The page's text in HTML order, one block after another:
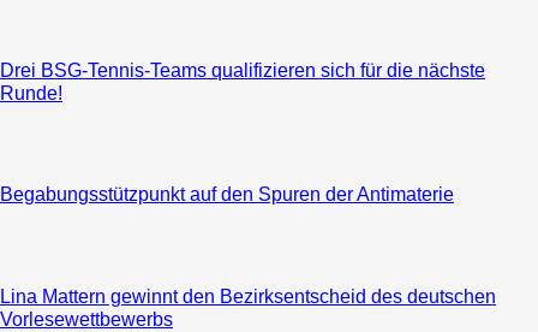
Drei BSG-Tennis-Teams qualifizieren sich für die nächste
Runde!
Begabungsstützpunkt auf den Spuren der Antimaterie
Lina Mattern gewinnt den Bezirksentscheid des deutschen
Vorlesewettbewerbs